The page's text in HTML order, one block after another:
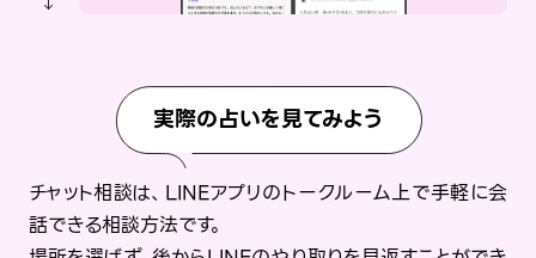
実際の占いを見てみよう
チャット相談は、LINEアプリのトークルーム上で手軽に会
話できる相談方法です。